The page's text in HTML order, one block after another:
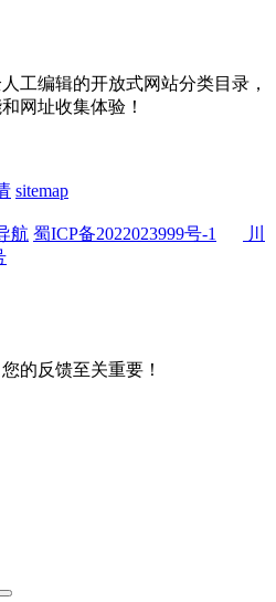
工编辑的开放式网站分类目录，
网址收集体验！
sitemap
航 蜀ICP备2022023999号-1
川
的反馈至关重要！